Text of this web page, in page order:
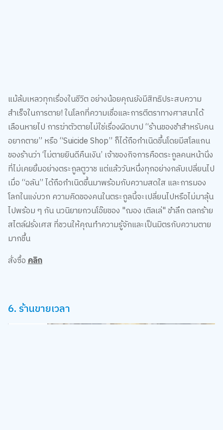
แม้ล้มเหลวทุกเรื่องในชีวิต อย่างน้อยคุณยังมีสิทธิประสบความ
สำเร็จในการตาย! ในโลกที่ความเชื่อและการตีตราทางศาสนาได้
เลือนหายไป การฆ่าตัวตายไม่ใช่เรื่องผิดบาป “ร้านของชำสำหรับคน
อยากตาย” หรือ “Suicide Shop” ก็ได้ถือกำเนิดขึ้นโดยมีสโลแกน
ของร้านว่า ‘ไม่ตายยินดีคืนเงิน’ เจ้าของกิจการคือตระกูลคนหน้านิ่ง
ที่ไม่เคยยิ้มอย่างตระกูลตูวาช แต่แล้ววันหนึ่งทุกอย่างกลับเปลี่ยนไป
เมื่อ “อลัน” ได้ถือกำเนิดขึ้นมาพร้อมกับความสดใส และการมอง
โลกในแง่บวก ความคิดของคนในตระกูลนี้จะเปลี่ยนไปหรือไม่มาลุ้น
ไปพร้อม ๆ กัน นวนิยายกวนโอ๊ยของ "ฌอง เติลเล่" ขำลึก ตลกร้าย
สไตล์ฝรั่งเศส ที่ชวนให้คุณทำความรู้จักและเป็นมิตรกับความตาย
มากขึ้น
สั่งซื้อคลิก
6. ร้านขายเวลา